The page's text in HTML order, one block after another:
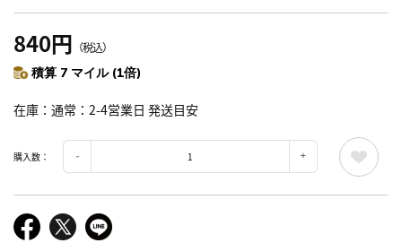
840円 （税込）
積算 7 マイル (1倍)
在庫 通常：2-4営業日 発送目安
購入数：